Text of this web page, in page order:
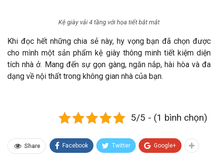
Kệ giày vải 4 tầng với họa tiết bắt mắt
Khi đọc hết những chia sẻ này, hy vọng bạn đã chọn được
cho mình một sản phẩm kệ giày thông minh tiết kiệm diện
tích nhà ở. Mang đến sự gọn gàng, ngăn nắp, hài hòa và đa
dạng về nội thất trong không gian nhà của bạn.
5/5 - (1 bình chọn)
Share Facebook Twitter Google+